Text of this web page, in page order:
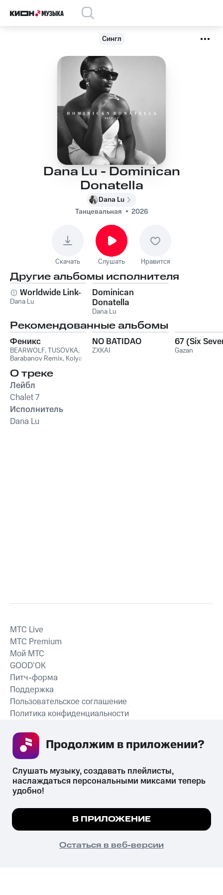
Сингл
Dana Lu - Dominican
Donatella
Dana Lu
Танцевальная
2026
Скачать Слушать Нравится
Другие альбомы исполнителя
Worldwide Link-Up
Dana Lu
Dominican
Donatella
Dana Lu
Рекомендованные альбомы
Феникс
BEARWOLF,TUSOVKA,
Barabanov Remix, Kolya
NO BATIDAO
ZXKAI
67 (Six
Gazan
О треке
Лейбл
Chalet 7
Исполнитель
Dana Lu
СКАЧАТЬ ПРИЛОЖЕНИЕ
MTС Live
MTС Premium
Мой МТС
GOOD’OK
Питч-форма
Поддержка
Пользовательское соглашение
Политика конфиденциальности
психотропных веществ, их аналогов причиняет вред здоровью,
их незаконный оборот запрещён и влечёт установленную
законодательством ответственность.
© 2026 ООО «КИОН».
Все права защищены
Мы используем куки, чтобы на сайте все
Подробнее
ПОНЯТНО
Слушать музыку, создавать плейлисты,
наслаждаться персональными миксами теперь
удобно!
В ПРИЛОЖЕНИЕ
Остаться в веб-версии